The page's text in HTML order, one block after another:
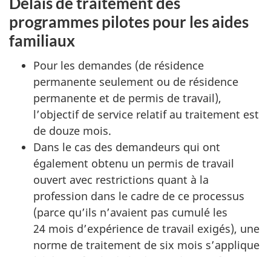
programmes pilotes pour les aides
familiaux
Pour les demandes (de résidence
permanente seulement ou de résidence
permanente et de permis de travail),
l’objectif de service relatif au traitement est
de douze mois.
Dans le cas des demandeurs qui ont
également obtenu un permis de travail
ouvert avec restrictions quant à la
profession dans le cadre de ce processus
(parce qu’ils n’avaient pas cumulé les
24 mois d’expérience de travail exigés), une
norme de traitement de six mois s’applique